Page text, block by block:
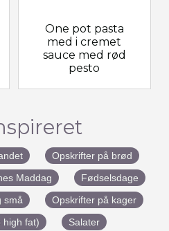
One pot pasta
med i cremet
sauce med rød
pesto
Opskrifter på brød
Maddag
Fødselsdage
små
Opskrifter på kager
high fat)
Salater